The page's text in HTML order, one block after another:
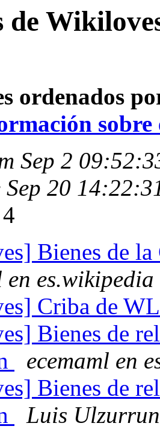
ordenados
sobre
Sep 2
Sep 20
4
Bienes de
en es.wikipedia
Criba de
Bienes de
ecemaml en
Bienes de
Luis Ulzurrun